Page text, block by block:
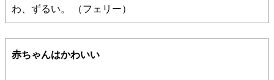
わ、ずるい。 （フェリー）
赤ちゃんはかわいい